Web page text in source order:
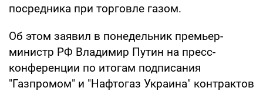
посредника при торговле газом.
Об этом заявил в понедельник премьер-
министр РФ Владимир Путин на пресс-
конференции по итогам подписания
"Газпромом" и "Нафтогаз Украина" контрактов